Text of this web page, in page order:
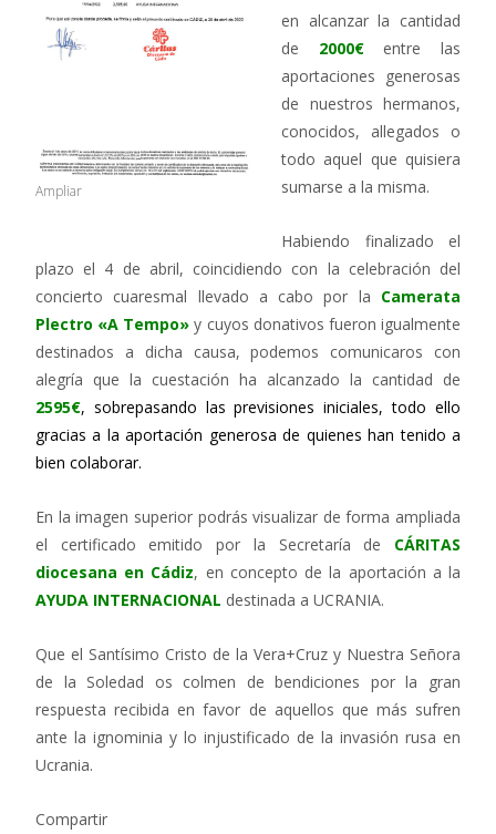
Ampliar
en alcanzar la cantidad
de 2000€entre las
aportaciones generosas
de nuestros hermanos,
conocidos, allegados o
todo aquel que quisiera
sumarse a la misma.
Habiendo finalizado el
plazo el 4 de abril, coincidiendo con la celebración del
concierto cuaresmal llevado a cabo por la Camerata
Plectro «A Tempo» y cuyos donativos fueron igualmente
destinados a dicha causa, podemos comunicaros con
alegría que la cuestación ha alcanzado la cantidad de
2595€, sobrepasando las previsiones iniciales, todo ello
gracias a la aportación generosa de quienes han tenido a
bien colaborar.
En la imagen superior podrás visualizar de forma ampliada
el certificado emitido por la Secretaría de CÁRITAS
diocesana en Cádiz, en concepto de la aportación a la
AYUDA INTERNACIONAL destinada a UCRANIA.
Que el Santísimo Cristo de la Vera+Cruz y Nuestra Señora
de la Soledad os colmen de bendiciones por la gran
respuesta recibida en favor de aquellos que más sufren
ante la ignominia y lo injustificado de la invasión rusa en
Ucrania.
Compartir